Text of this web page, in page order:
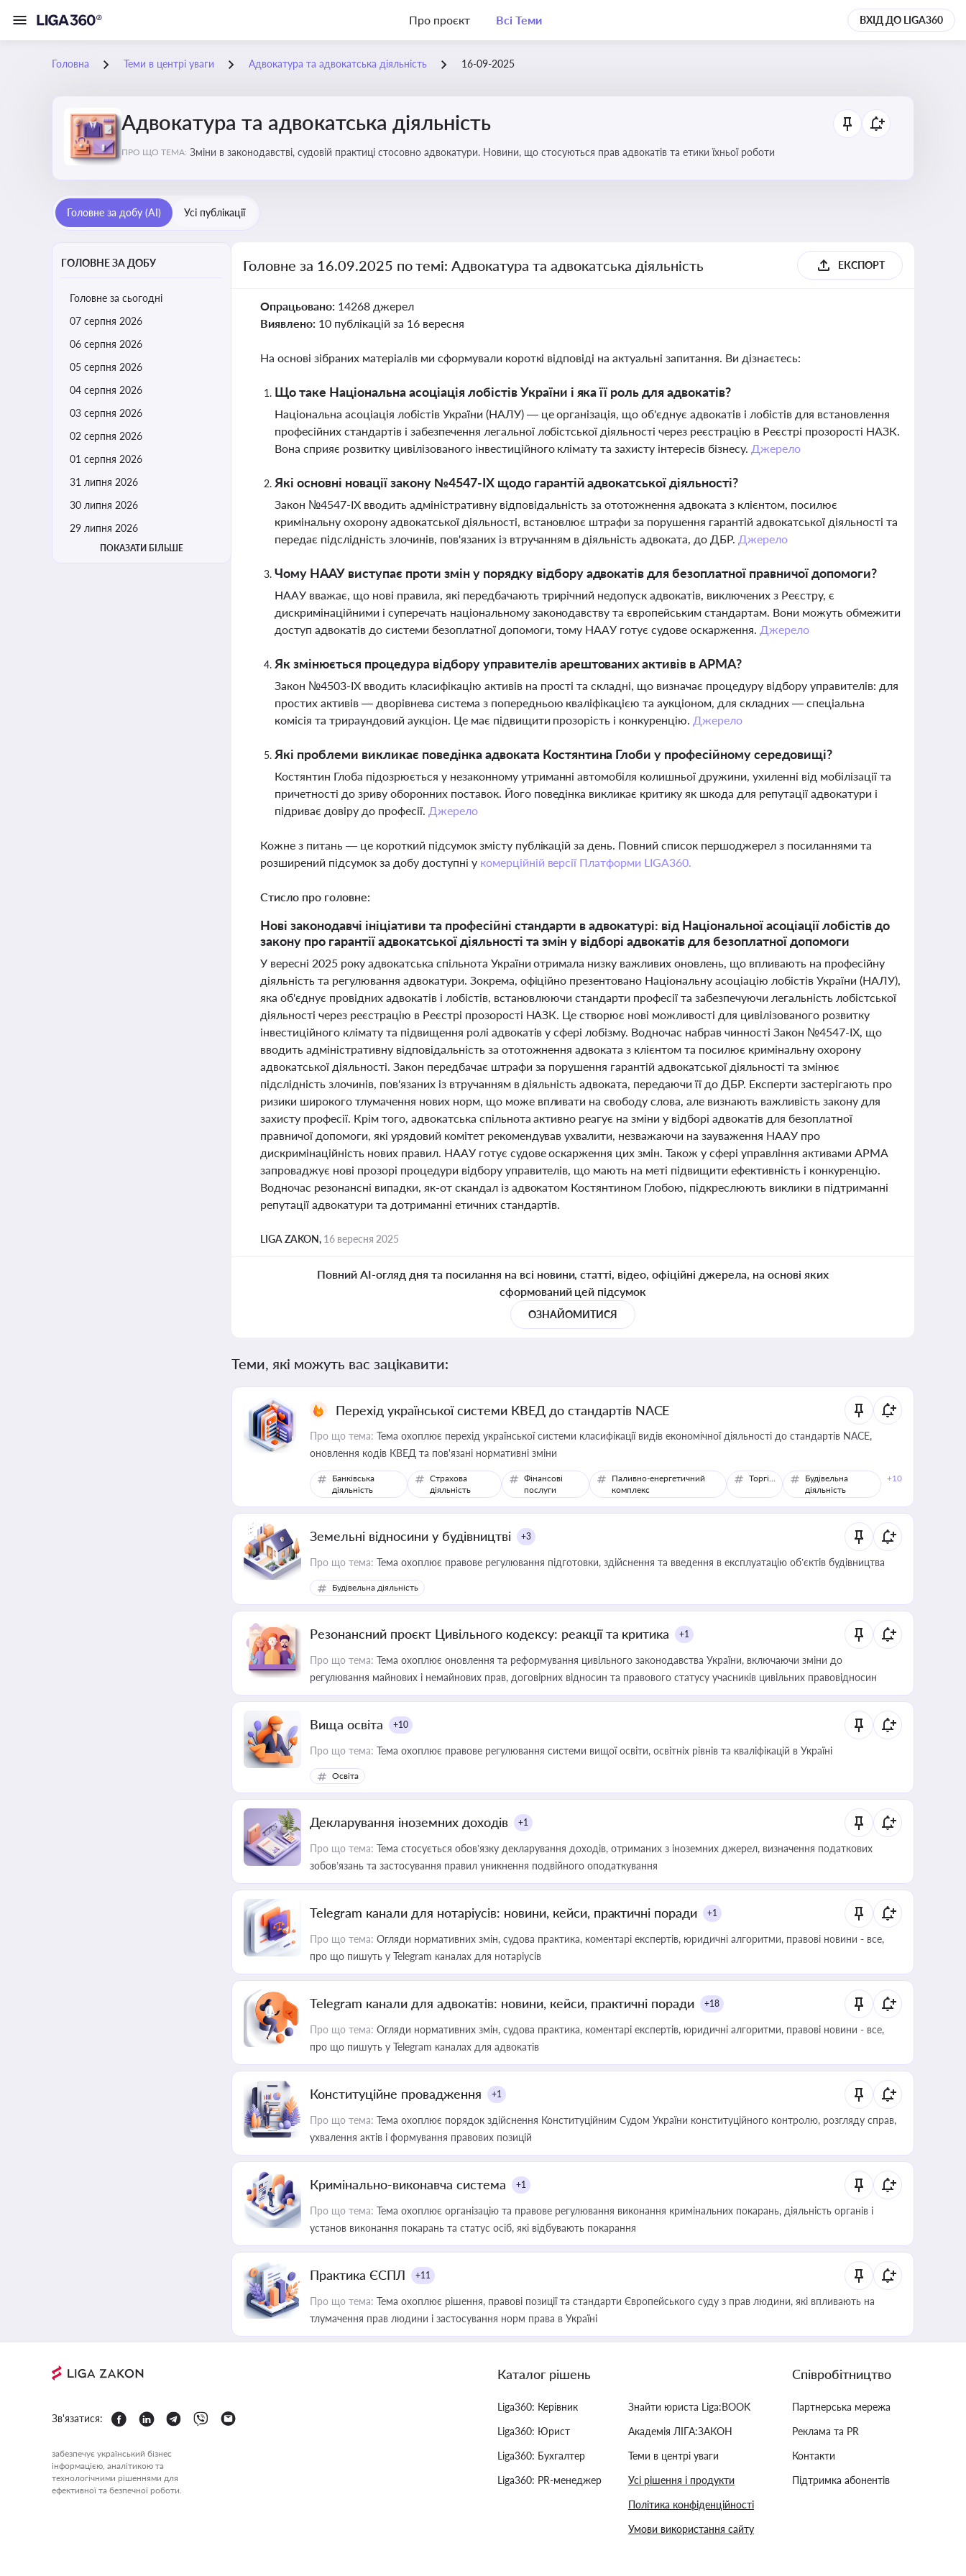
Про проєкт Всі Теми ВХІД ДО LIGA360
Головна Теми в центрі уваги Адвокатура та адвокатська діяльність 16-09-2025
Адвокатура та адвокатська діяльність
ПРО ЩО ТЕМА: Зміни в законодавстві, судовій практиці стосовно адвокатури. Новини, що стосуються прав адвокатів та етики їхньої роботи
Головне за добу (AI) Усі публікації
ГОЛОВНЕ ЗА ДОБУ
Головне за сьогодні
07 серпня 2026
06 серпня 2026
05 серпня 2026
04 серпня 2026
03 серпня 2026
02 серпня 2026
01 серпня 2026
31 липня 2026
30 липня 2026
29 липня 2026
ПОКАЗАТИ БІЛЬШЕ
Головне за 16.09.2025 по темі: Адвокатура та адвокатська діяльність ЕКСПОРТ
Опрацьовано: 14268 джерел
Виявлено: 10 публікацій за 16 вересня
На основі зібраних матеріалів ми сформували короткі відповіді на актуальні запитання. Ви дізнаєтесь:
Що таке Національна асоціація лобістів України і яка її роль для адвокатів?
Національна асоціація лобістів України (НАЛУ) — це організація, що об'єднує адвокатів і лобістів для встановлення
професійних стандартів і забезпечення легальної лобістської діяльності через реєстрацію в Реєстрі прозорості НАЗК.
Вона сприяє розвитку цивілізованого інвестиційного клімату та захисту інтересів бізнесу. Джерело
Які основні новації закону №4547-ІХ щодо гарантій адвокатської діяльності?
Закон №4547-ІХ вводить адміністративну відповідальність за ототожнення адвоката з клієнтом, посилює
кримінальну охорону адвокатської діяльності, встановлює штрафи за порушення гарантій адвокатської діяльності та
передає підслідність злочинів, пов'язаних із втручанням в діяльність адвоката, до ДБР. Джерело
Чому НААУ виступає проти змін у порядку відбору адвокатів для безоплатної правничої допомоги?
НААУ вважає, що нові правила, які передбачають трирічний недопуск адвокатів, виключених з Реєстру, є
дискримінаційними і суперечать національному законодавству та європейським стандартам. Вони можуть обмежити
доступ адвокатів до системи безоплатної допомоги, тому НААУ готує судове оскарження. Джерело
Як змінюється процедура відбору управителів арештованих активів в АРМА?
Закон №4503-IX вводить класифікацію активів на прості та складні, що визначає процедуру відбору управителів: для
простих активів — дворівнева система з попередньою кваліфікацією та аукціоном, для складних — спеціальна
комісія та трираундовий аукціон. Це має підвищити прозорість і конкуренцію. Джерело
Які проблеми викликає поведінка адвоката Костянтина Глоби у професійному середовищі?
Костянтин Глоба підозрюється у незаконному утриманні автомобіля колишньої дружини, ухиленні від мобілізації та
причетності до зриву оборонних поставок. Його поведінка викликає критику як шкода для репутації адвокатури і
підриває довіру до професії. Джерело
Кожне з питань — це короткий підсумок змісту публікацій за день. Повний список першоджерел з посиланнями та
розширений підсумок за добу доступні у комерційній версії Платформи LIGA360.
Стисло про головне:
Нові законодавчі ініціативи та професійні стандарти в адвокатурі: від Національної асоціації лобістів до
закону про гарантії адвокатської діяльності та змін у відборі адвокатів для безоплатної допомоги
У вересні 2025 року адвокатська спільнота України отримала низку важливих оновлень, що впливають на професійну
діяльність та регулювання адвокатури. Зокрема, офіційно презентовано Національну асоціацію лобістів України (НАЛУ),
яка об'єднує провідних адвокатів і лобістів, встановлюючи стандарти професії та забезпечуючи легальність лобістської
діяльності через реєстрацію в Реєстрі прозорості НАЗК. Це створює нові можливості для цивілізованого розвитку
інвестиційного клімату та підвищення ролі адвокатів у сфері лобізму. Водночас набрав чинності Закон №4547-ІХ, що
вводить адміністративну відповідальність за ототожнення адвоката з клієнтом та посилює кримінальну охорону
адвокатської діяльності. Закон передбачає штрафи за порушення гарантій адвокатської діяльності та змінює
підслідність злочинів, пов'язаних із втручанням в діяльність адвоката, передаючи її до ДБР. Експерти застерігають про
ризики широкого тлумачення нових норм, що може впливати на свободу слова, але визнають важливість закону для
захисту професії. Крім того, адвокатська спільнота активно реагує на зміни у відборі адвокатів для безоплатної
правничої допомоги, які урядовий комітет рекомендував ухвалити, незважаючи на зауваження НААУ про
дискримінаційність нових правил. НААУ готує судове оскарження цих змін. Також у сфері управління активами АРМА
запроваджує нові прозорі процедури відбору управителів, що мають на меті підвищити ефективність і конкуренцію.
Водночас резонансні випадки, як-от скандал із адвокатом Костянтином Глобою, підкреслюють виклики в підтриманні
репутації адвокатури та дотриманні етичних стандартів.
LIGA ZAKON, 16 вересня 2025
Повний AI-огляд дня та посилання на всі новини, статті, відео, офіційні джерела, на основі яких
сформований цей підсумок
ОЗНАЙОМИТИСЯ
Теми, які можуть вас зацікавити:
Перехід української системи КВЕД до стандартів NACE
Про що тема: Тема охоплює перехід української системи класифікації видів економічної діяльності до стандартів NACE,
оновлення кодів КВЕД та пов'язані нормативні зміни
Банківська
діяльність
Страхова
діяльність
Фінансові
послуги
Паливно-енергетичний
комплекс
Торгівля
Будівельна
діяльність
+10
Земельні відносини у будівництві +3
Про що тема: Тема охоплює правове регулювання підготовки, здійснення та введення в експлуатацію об’єктів будівництва
Будівельна діяльність
Резонансний проєкт Цивільного кодексу: реакції та критика +1
Про що тема: Тема охоплює оновлення та реформування цивільного законодавства України, включаючи зміни до
регулювання майнових і немайнових прав, договірних відносин та правового статусу учасників цивільних правовідносин
Вища освіта +10
Про що тема: Тема охоплює правове регулювання системи вищої освіти, освітніх рівнів та кваліфікацій в Україні
Освіта
Декларування іноземних доходів +1
Про що тема: Тема стосується обов’язку декларування доходів, отриманих з іноземних джерел, визначення податкових
зобов’язань та застосування правил уникнення подвійного оподаткування
Telegram канали для нотаріусів: новини, кейси, практичні поради +1
Про що тема: Огляди нормативних змін, судова практика, коментарі експертів, юридичні алгоритми, правові новини - все,
про що пишуть у Telegram каналах для нотаріусів
Telegram канали для адвокатів: новини, кейси, практичні поради +18
Про що тема: Огляди нормативних змін, судова практика, коментарі експертів, юридичні алгоритми, правові новини - все,
про що пишуть у Telegram каналах для адвокатів
Конституційне провадження +1
Про що тема: Тема охоплює порядок здійснення Конституційним Судом України конституційного контролю, розгляду справ,
ухвалення актів і формування правових позицій
Кримінально-виконавча система +1
Про що тема: Тема охоплює організацію та правове регулювання виконання кримінальних покарань, діяльність органів і
установ виконання покарань та статус осіб, які відбувають покарання
Практика ЄСПЛ +11
Про що тема: Тема охоплює рішення, правові позиції та стандарти Європейського суду з прав людини, які впливають на
тлумачення прав людини і застосування норм права в Україні
Зв'язатися:
забезпечує український бізнес
інформацією, аналітикою та
технологічними рішеннями для
ефективної та безпечної роботи.
Каталог рішень
Liga360: Керівник
Liga360: Юрист
Liga360: Бухгалтер
Liga360: PR-менеджер
Знайти юриста Liga:BOOK
Академія ЛІГА:ЗАКОН
Теми в центрі уваги
Усі рішення і продукти
Політика конфіденційності
Умови використання сайту
Співробітництво
Партнерська мережа
Реклама та PR
Контакти
Підтримка абонентів